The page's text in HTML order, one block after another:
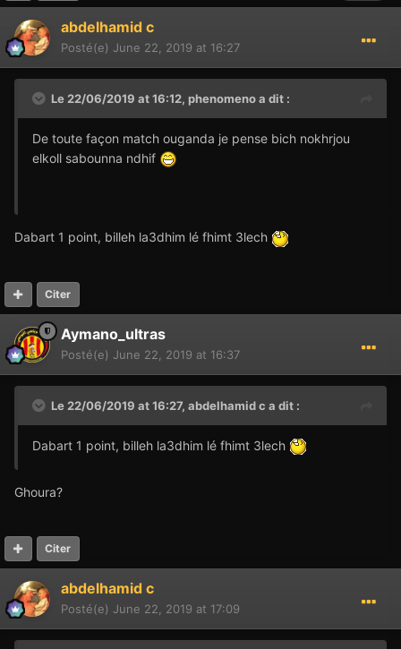
abdelhamid c
Posté(e) June 22, 2019 at 16:27
Le 22/06/2019 at 16:12, phenomenoa dit :
De toute façon match ouganda je pense bich nokhrjou
elkoll sabounna ndhif
Dabart 1 point, billeh la3dhim lé fhimt 3lech
Citer
Aymano_ultras
Posté(e) June 22, 2019 at 16:37
Le 22/06/2019 at 16:27, abdelhamid c a dit :
Dabart 1 point, billeh la3dhim lé fhimt 3lech
Ghoura?
Citer
abdelhamid c
Posté(e) June 22, 2019 at 17:09